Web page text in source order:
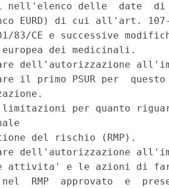
nell'elenco delle  date
EURD) di cui all'art.
83/CE e successive
dei medicinali.
dell'autorizzazione
il primo PSUR per
limitazioni per quanto
del rischio (RMP).
dell'autorizzazione
attivita' e le azioni di
RMP  approvato  e